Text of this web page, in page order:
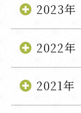
2023年
2022年
2021年